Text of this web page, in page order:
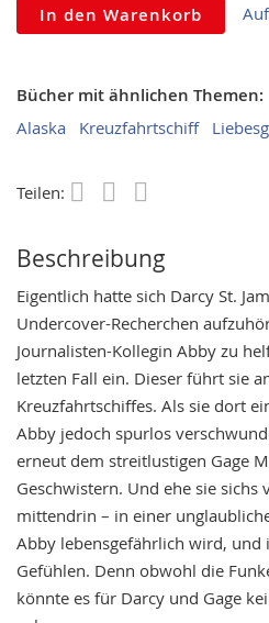
In den Warenkorb
Bücher mit ähnlichen Themen:
Alaska Kreuzfahrtschiff
Teilen:
Beschreibung
Eigentlich hatte sich Darcy St.
Undercover-Recherchen
Journalisten-Kollegin Abby zu
letzten Fall ein. Dieser führt sie
Kreuzfahrtschiffes. Als sie dort
Abby jedoch spurlos
erneut dem streitlustigen Gage
Geschwistern. Und ehe sie sichs
mittendrin – in einer
Abby lebensgefährlich wird,
Gefühlen. Denn obwohl die
könnte es für Darcy und Gage